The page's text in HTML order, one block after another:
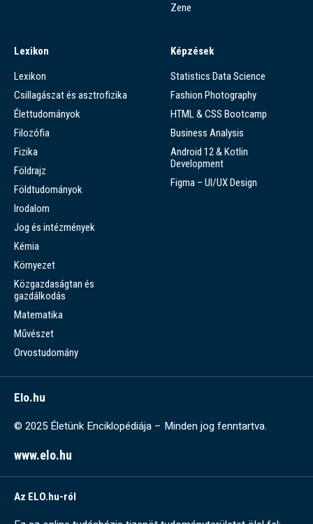
Zene
Lexikon
Lexikon
Csillagászat és asztrofizika
Élettudományok
Filozófia
Fizika
Földrajz
Földtudományok
Irodalom
Jog és intézmények
Kémia
Környezet
Közgazdaságtan és
gazdálkodás
Matematika
Művészet
Orvostudomány
Képzések
Statistics Data Science
Fashion Photography
HTML & CSS Bootcamp
Business Analysis
Android 12 & Kotlin
Development
Figma – UI/UX Design
Elo.hu
© 2025 Életünk Enciklopédiája – Minden jog fenntartva.
www.elo.hu
Az ELO.hu-ról